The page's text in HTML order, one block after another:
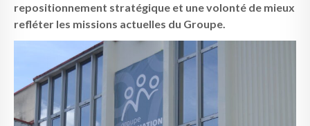
repositionnement stratégique et une volonté de mieux
refléter les missions actuelles du Groupe.